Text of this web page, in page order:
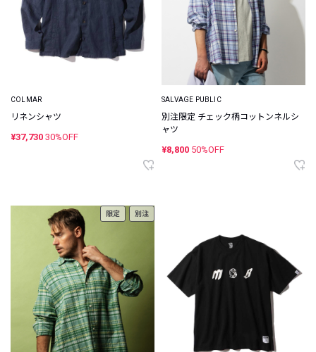
COLMAR
リネンシャツ
¥37,730 30%OFF
SALVAGE PUBLIC
別注限定 チェック柄コットンネルシ
ャツ
¥8,800 50%OFF
限定 別注